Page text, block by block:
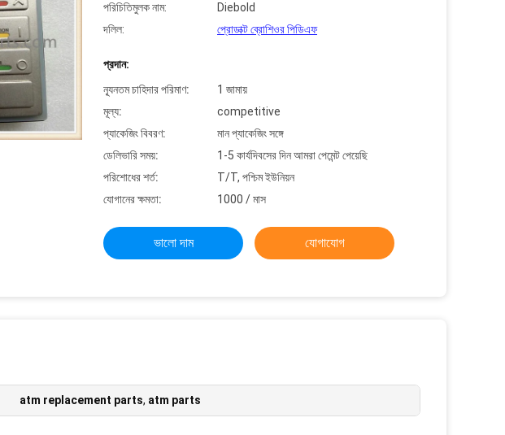
পরিচিতিমুলক নাম:
Diebold
দলিল:
প্রোডাক্ট ব্রোশিওর পিডিএফ
প্রদান:
ন্যূনতম চাহিদার পরিমাণ:
1 জামায়
মূল্য:
competitive
প্যাকেজিং বিবরণ:
মান প্যাকেজিং সঙ্গে
ডেলিভারি সময়:
1-5 কার্যদিবসের দিন আমরা পেমেন্ট পেয়েছি
পরিশোধের শর্ত:
T/T, পশ্চিম ইউনিয়ন
যোগানের ক্ষমতা:
1000 / মাস
ভালো দাম যোগাযোগ
atm replacement parts, atm parts